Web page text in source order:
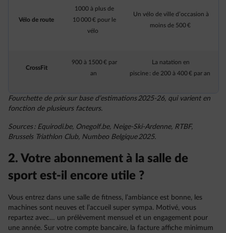
Vélo de route
1000 à plus de
10 000 € pour le
vélo
Un vélo de ville d’occasion à
moins de 500 €
CrossFit
900 à 1500 € par
an
La natation en
piscine : de 200 à 400 € par an
Fourchette de prix sur base d’estimations 2025-26, qui varient en
fonction de plusieurs facteurs.
Sources : Equirodi.be, Onegolf.be, Neige-Ski-Ardenne, RTBF,
Brussels Triathlon Club, Numbeo Belgique 2025.
2. Votre abonnement à la salle de
sport est-il encore utile ?
Vous entrez dans une salle de fitness, l’ambiance est bonne, les
machines sont neuves et l’accueil super sympa. Motivé, vous
repartez avec… un prélèvement mensuel et un engagement pour
une année. Sur votre compte bancaire, la facture affiche minimum